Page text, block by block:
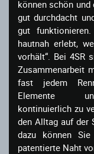
können schön
gut durchdacht
gut
hautnah erlebt,
vorhält“. Bei 4SR
Zusammenarbeit
fast jedem
Elemente
kontinuierlich zu
den Alltag auf der
dazu können
patentierte Naht